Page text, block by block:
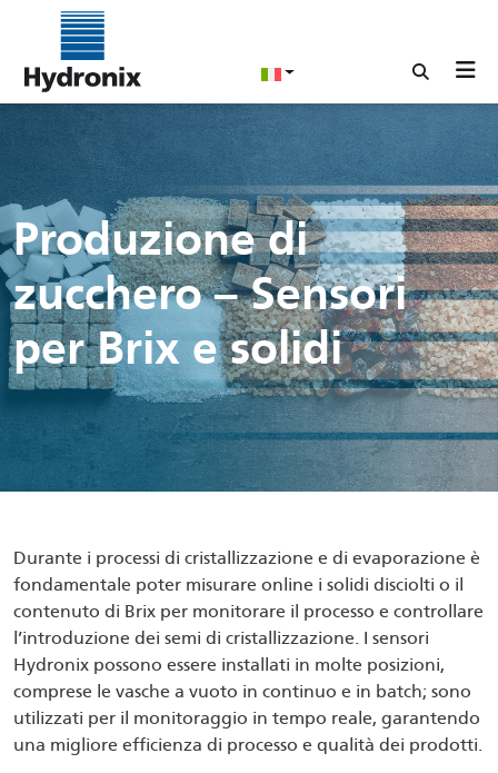
Produzione di
zucchero – Sensori
per Brix e solidi
Durante i processi di cristallizzazione e di evaporazione è
fondamentale poter misurare online i solidi disciolti o il
contenuto di Brix per monitorare il processo e controllare
l’introduzione dei semi di cristallizzazione. I sensori
Hydronix possono essere installati in molte posizioni,
comprese le vasche a vuoto in continuo e in batch; sono
utilizzati per il monitoraggio in tempo reale, garantendo
una migliore efficienza di processo e qualità dei prodotti.